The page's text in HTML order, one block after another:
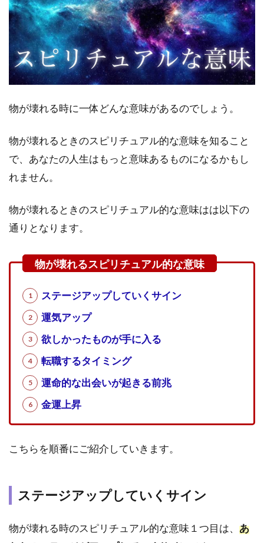
ル
な
意
味
1.1
ステ
アッ
くサ
イン
1.2
アッ
プ
欲し
かっ
のが
手に
入る
1.4
する
タイ
ミン
グ
的な
る前
1.6
物が壊れる時に一体どんな意味があるのでしょう。
物が壊れるときのスピリチュアル的な意味を知ること
で、あなたの人生はもっと意味あるものになるかもし
れません。
物が壊れるときのスピリチュアル的な意味はは以下の
通りとなります。
ステージアップしていくサイン
運気アップ
欲しかったものが手に入る
転職するタイミング
運命的な出会いが起きる前兆
金運上昇
こちらを順番にご紹介していきます。
ステージアップしていくサイン
物が壊れる時のスピリチュアル的な意味１つ目は、 あ